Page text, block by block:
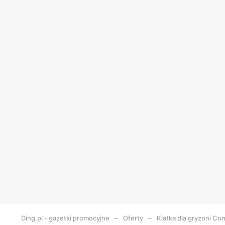
Ding.pl - gazetki promocyjne Oferty Klatka dla gryzoni